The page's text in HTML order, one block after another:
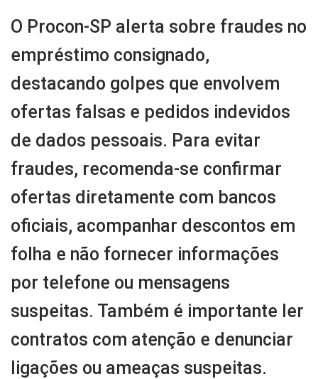
O Procon-SP alerta sobre fraudes no
empréstimo consignado,
destacando golpes que envolvem
ofertas falsas e pedidos indevidos
de dados pessoais. Para evitar
fraudes, recomenda-se confirmar
ofertas diretamente com bancos
oficiais, acompanhar descontos em
folha e não fornecer informações
por telefone ou mensagens
suspeitas. Também é importante ler
contratos com atenção e denunciar
ligações ou ameaças suspeitas.